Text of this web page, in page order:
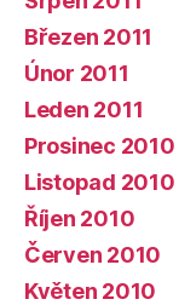
Březen 2011
Únor 2011
Leden 2011
Prosinec 2010
Listopad 2010
Říjen 2010
Červen 2010
Květen 2010